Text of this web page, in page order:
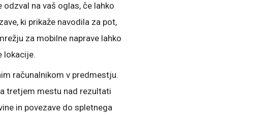
na vaš oglas, če lahko
ki prikaže navodila za pot,
za mobilne naprave lahko
lokacije.
računalnikom v predmestju.
tretjem mestu nad rezultati
in povezave do spletnega